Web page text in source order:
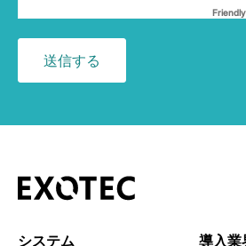
Friendly
システム
導入業